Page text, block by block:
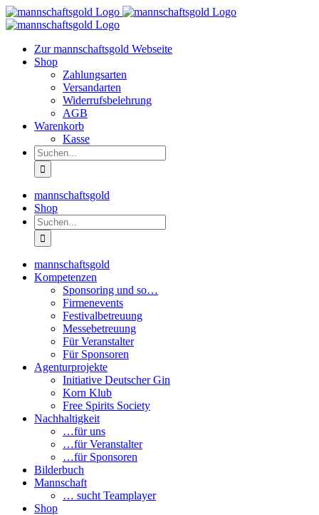
Zum
Inhalt
Zur mannschaftsgold Webseite
Shop
Zahlungsarten
Versandarten
Widerrufsbelehrung
AGB
Warenkorb
Kasse
Suche
nach:
mannschaftsgold
Shop
Suche
nach:
mannschaftsgold
Kompetenzen
Sponsoring und so…
Firmenevents
Festivalbetreuung
Messebetreuung
Für Veranstalter
Für Sponsoren
Agenturprojekte
Initiative Deutscher Gin
Korn Klub
Free Spirits Society
Nachhaltigkeit
…für uns
…für Veranstalter
…für Sponsoren
Bilderbuch
Mannschaft
… sucht Teamplayer
Shop